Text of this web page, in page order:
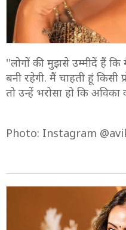
''लोगों की मुझसे उम्मीदें हैं कि
बनी रहेगी. मैं चाहती हूं किसी
तो उन्हें भरोसा हो कि
Photo: Instagram